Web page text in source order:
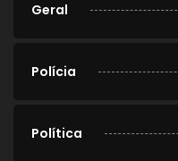
Geral
Polícia
Política